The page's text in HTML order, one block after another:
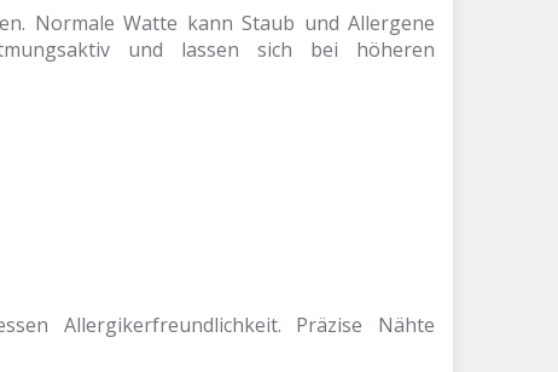
Normale Watte kann Staub und Allergene
und lassen sich bei höheren
Allergikerfreundlichkeit. Präzise Nähte